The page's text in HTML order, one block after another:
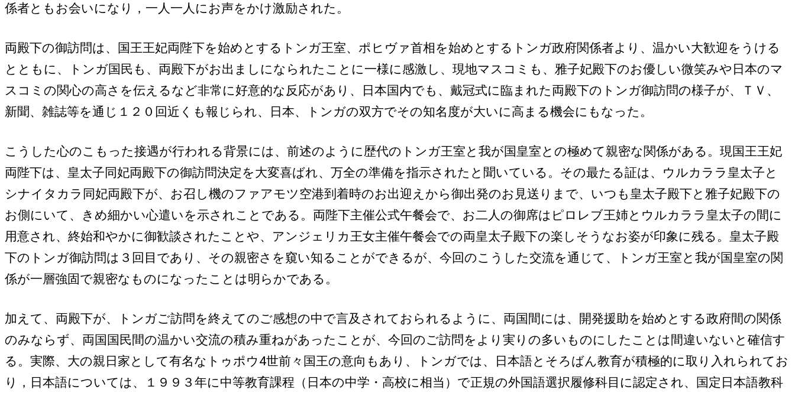
係者ともお会いになり，一人一人にお声をかけ激励された。
両殿下の御訪問は、国王王妃両陛下を始めとするトンガ王室、ポヒヴァ首相を始めとするトンガ政府関係者より、温かい大歓迎をうける
とともに、トンガ国民も、両殿下がお出ましになられたことに一様に感激し、現地マスコミも、雅子妃殿下のお優しい微笑みや日本のマ
スコミの関心の高さを伝えるなど非常に好意的な反応があり、日本国内でも、戴冠式に臨まれた両殿下のトンガ御訪問の様子が、ＴＶ、
新聞、雑誌等を通じ１２０回近くも報じられ、日本、トンガの双方でその知名度が大いに高まる機会にもなった。
こうした心のこもった接遇が行われる背景には、前述のように歴代のトンガ王室と我が国皇室との極めて親密な関係がある。現国王王妃
両陛下は、皇太子同妃両殿下の御訪問決定を大変喜ばれ、万全の準備を指示されたと聞いている。その最たる証は、ウルカララ皇太子と
シナイタカラ同妃両殿下が、お召し機のファアモツ空港到着時のお出迎えから御出発のお見送りまで、いつも皇太子殿下と雅子妃殿下の
お側にいて、きめ細かい心遣いを示されことである。両陛下主催公式午餐会で、お二人の御席はピロレブ王姉とウルカララ皇太子の間に
用意され、終始和やかに御歓談されたことや、アンジェリカ王女主催午餐会での両皇太子殿下の楽しそうなお姿が印象に残る。皇太子殿
下のトンガ御訪問は３回目であり、その親密さを窺い知ることができるが、今回のこうした交流を通じて、トンガ王室と我が国皇室の関
係が一層強固で親密なものになったことは明らかである。
加えて、両殿下が、トンガご訪問を終えてのご感想の中で言及されておられるように、両国間には、開発援助を始めとする政府間の関係
のみならず、両国国民間の温かい交流の積み重ねがあったことが、今回のご訪問をより実りの多いものにしたことは間違いないと確信す
る。実際、大の親日家として有名なトゥポウ4世前々国王の意向もあり、トンガでは、日本語とそろばん教育が積極的に取り入れられてお
り，日本語については、１９９３年に中等教育課程（日本の中学・高校に相当）で正規の外国語選択履修科目に認定され、国定日本語教科